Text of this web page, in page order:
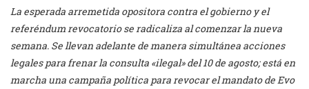
La esperada arremetida opositora contra el gobierno y el
referéndum revocatorio se radicaliza al comenzar la nueva
semana. Se llevan adelante de manera simultánea acciones
legales para frenar la consulta «ilegal» del 10 de agosto; está en
marcha una campaña política para revocar el mandato de Evo